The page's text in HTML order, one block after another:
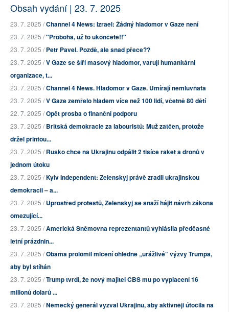
Obsah vydání | 23. 7. 2025
23. 7. 2025 /Channel 4 News: Izrael: Žádný hladomor v Gaze není
23. 7. 2025 /"Proboha, už to ukončete!!"
23. 7. 2025 /Petr Pavel. Pozdě, ale snad přece??
23. 7. 2025 /V Gaze se šíří masový hladomor, varují humanitární
organizace, t...
23. 7. 2025 /Channel 4 News. Hladomor v Gaze. Umírají nemluvňata
23. 7. 2025 /V Gaze zemřelo hladem více než 100 lidí, včetně 80 dětí
22. 7. 2025 /Opět prosba o finanční podporu
23. 7. 2025 /Britská demokracie za labouristů: Muž zatčen, protože
držel printou...
23. 7. 2025 /Rusko chce na Ukrajinu odpálit 2 tisíce raket a dronů v
jednom útoku
23. 7. 2025 /Kyiv Independent: Zelenskyj právě zradil ukrajinskou
demokracii – a...
23. 7. 2025 /Uprostřed protestů, Zelenskyj se snaží hájit návrh zákona
omezující...
23. 7. 2025 /Americká Sněmovna reprezentantů vyhlásila předčasné
letní prázdnin...
23. 7. 2025 /Obama prolomil mlčení ohledně „urážlivé“ výzvy Trumpa,
aby byl stíhán
23. 7. 2025 /Trump tvrdí, že nový majitel CBS mu po vyplacení 16
milionů dolarů ...
23. 7. 2025 /Německý generál vyzval Ukrajinu, aby aktivněji útočila na